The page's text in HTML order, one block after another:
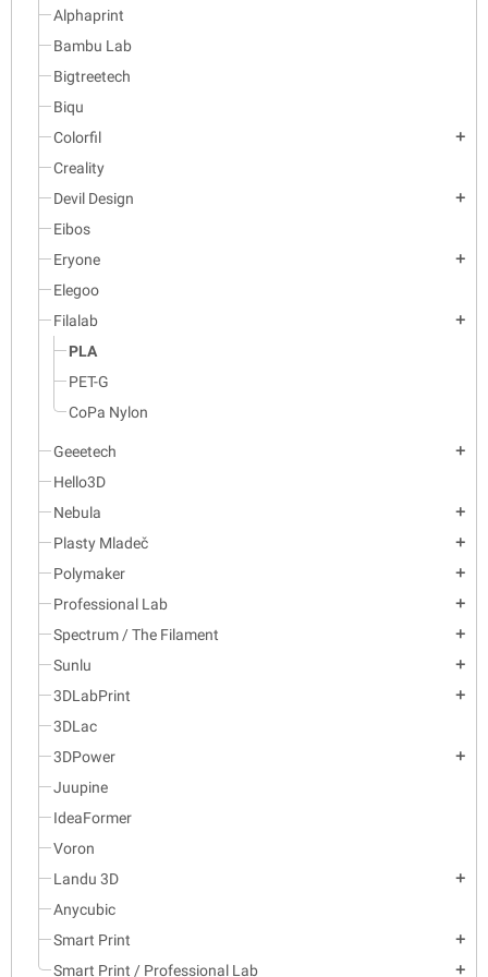
Alphaprint
Bambu Lab
Bigtreetech
Biqu
Colorfil
add
Creality
Devil Design
add
Eibos
Eryone
add
Elegoo
Filalab
add
PLA
PET-G
CoPa Nylon
Geeetech add
Hello3D
Nebula
add
Plasty Mladeč add
Polymaker add
Professional Lab add
Spectrum / The Filament add
Sunlu add
3DLabPrint add
3DLac
3DPower
add
Juupine
IdeaFormer
Voron
Landu 3D
add
Anycubic
Smart Print
add
Smart Print / Professional Lab add